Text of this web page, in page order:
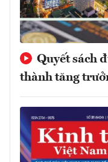
Quyết sách
thành tăng